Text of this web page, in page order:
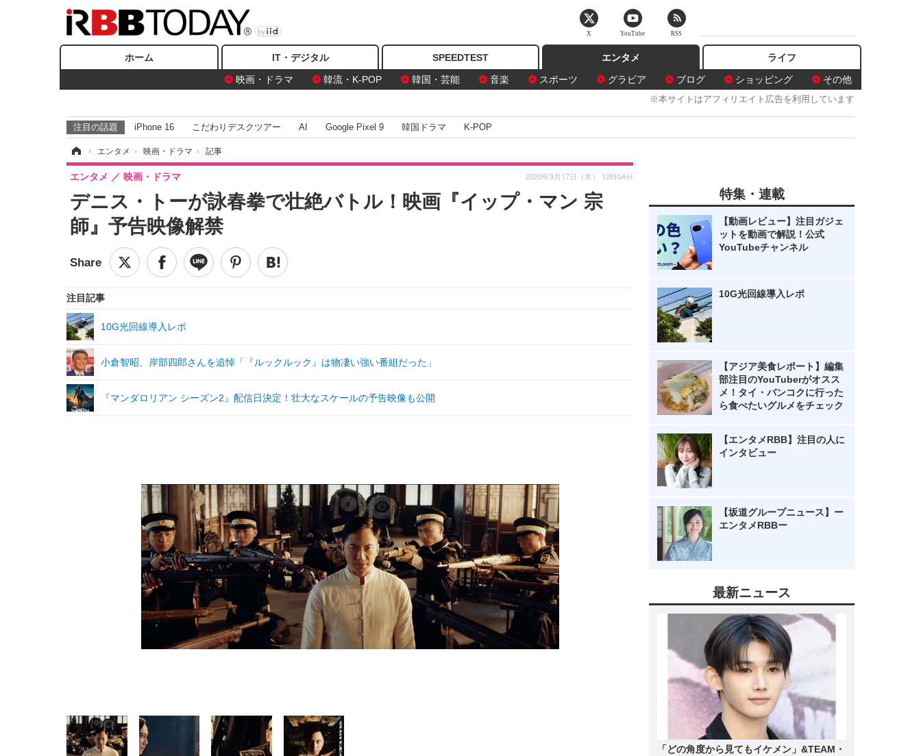
ホーム IT・デジタル SPEEDTEST
エンタメ
映画・ドラマ
韓流・K-POP 韓国・芸能 音楽 スポーツ グラビア ブログ ショッピング その他
ライフ
※本サイトはアフィリエイト広告を利用しています
注目の話題 iPhone 16 こだわりデスクツアー AI Google Pixel 9 韓国ドラマ K-POP
› エンタメ › 映画・ドラマ › 記事
デニス・トーが詠春拳で壮絶バトル！映画『イップ・マン 宗
師』予告映像解禁
エンタメ 映画・ドラマ 2020年9月17日（木） 12時04分
注目記事
10G光回線導入レポ
小倉智昭、岸部四郎さんを追悼「『ルックルック』は物凄い強い番組だった」
『マンダロリアン シーズン2』配信日決定！壮大なスケールの予告映像も公開
特集・連載
【動画レビュー】注目ガジェ
ットを動画で解説！公式
YouTubeチャンネル
10G光回線導入レポ
【アジア美食レポート】編集
部注目のYouTuberがオスス
メ！タイ・バンコクに行った
ら食べたいグルメをチェック
【エンタメRBB】注目の人に
インタビュー
【坂道グループニュース】ー
エンタメRBBー
最新ニュース
「どの角度から見てもイケメン」&TEAM・
X YouTube RSS